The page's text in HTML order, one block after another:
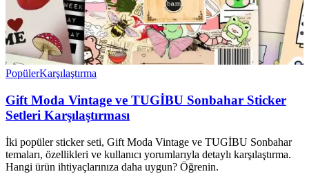
PopülerKarşılaştırma
Gift Moda Vintage ve TUGİBU Sonbahar Sticker
Setleri Karşılaştırması
İki popüler sticker seti, Gift Moda Vintage ve TUGİBU Sonbahar
temaları, özellikleri ve kullanıcı yorumlarıyla detaylı karşılaştırma.
Hangi ürün ihtiyaçlarınıza daha uygun? Öğrenin.